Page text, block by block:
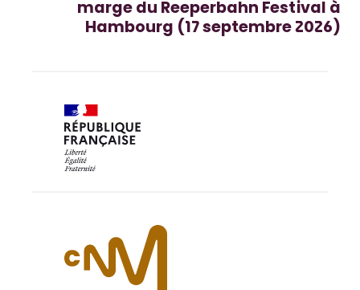
marge du Reeperbahn Festival à
Hambourg (17 septembre 2026)